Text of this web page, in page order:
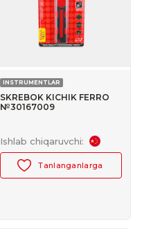
INSTRUMENTLAR
SKREBOK KICHIK FERRO
№30167009
Ishlab chiqaruvchi:
Tanlanganlarga